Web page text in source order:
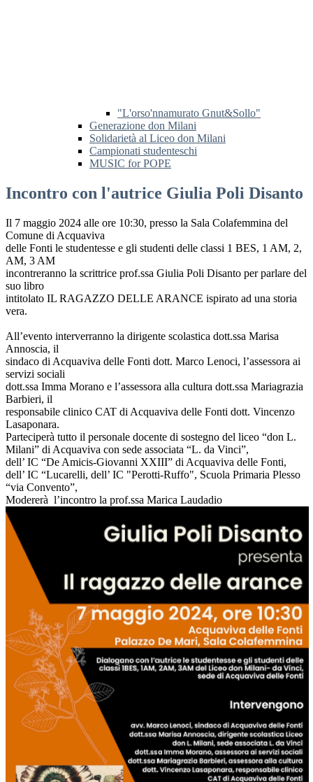
"L'orso'nnamurato Gnut&Sollo"
Generazione don Milani
Solidarietà al Liceo don Milani
Campionati studenteschi
MUSIC for POPE
Incontro con l'autrice Giulia Poli Disanto
Il 7 maggio 2024 alle ore 10:30, presso la Sala Colafemmina del
Comune di Acquaviva
delle Fonti le studentesse e gli studenti delle classi 1 BES, 1 AM, 2,
AM, 3 AM
incontreranno la scrittrice prof.ssa Giulia Poli Disanto per parlare del
suo libro
intitolato IL RAGAZZO DELLE ARANCE ispirato ad una storia
vera.
All’evento interverranno la dirigente scolastica dott.ssa Marisa
Annoscia, il
sindaco di Acquaviva delle Fonti dott. Marco Lenoci, l’assessora ai
servizi sociali
dott.ssa Imma Morano e l’assessora alla cultura dott.ssa Mariagrazia
Barbieri, il
responsabile clinico CAT di Acquaviva delle Fonti dott. Vincenzo
Lasaponara.
Parteciperà tutto il personale docente di sostegno del liceo “don L.
Milani” di Acquaviva con sede associata “L. da Vinci”,
dell’ IC “De Amicis-Giovanni XXIII” di Acquaviva delle Fonti,
dell’ IC “Lucarelli, dell’ IC "Perotti-Ruffo", Scuola Primaria Plesso
“via Convento”,
Modererà l’incontro la prof.ssa Marica Laudadio